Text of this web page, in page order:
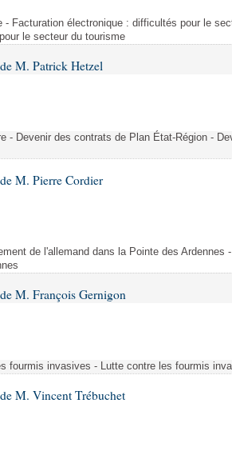
- Facturation électronique : difficultés pour le
le secteur du tourisme
M. Patrick Hetzel
- Devenir des contrats de Plan État-Région -
M. Pierre Cordier
de l'allemand dans la Pointe des Ardennes
M. François Gernigon
fourmis invasives - Lutte contre les fourmis
M. Vincent Trébuchet